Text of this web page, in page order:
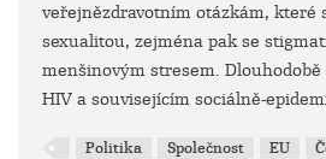
veřejnězdravotním otázkám, které
sexualitou, zejména pak se
menšinovým stresem.
HIV a souvisejícím sociálně-
Politika Společnost EU